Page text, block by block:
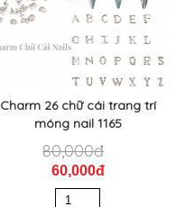
Charm 26 chữ cái trang trí
móng nail 1165
80,000đ
60,000đ